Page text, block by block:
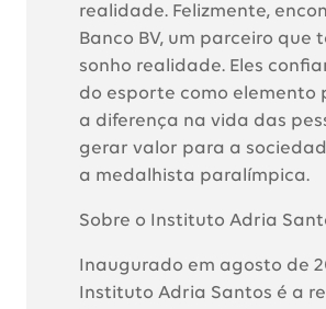
realidade. Felizmente,
Banco BV, um parceiro que
sonho realidade. Eles
do esporte como elemento
a diferença na vida das
gerar valor para a
a medalhista paralímpica.
Sobre o Instituto Adria
Inaugurado em agosto de
Instituto Adria Santos é a